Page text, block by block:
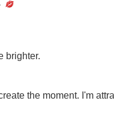
brighter.
the moment. I'm